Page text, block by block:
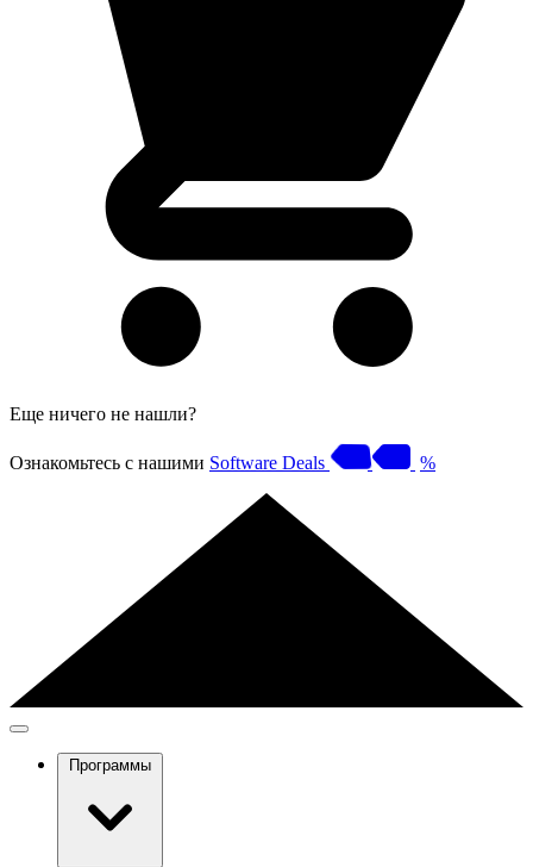
Еще ничего не нашли?
Ознакомьтесь с нашими Software Deals %
Программы